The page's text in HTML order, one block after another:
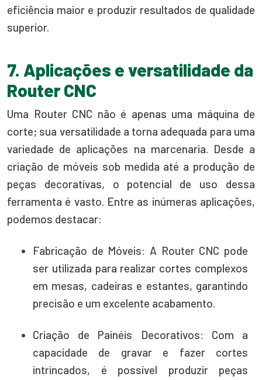
eficiência maior e produzir resultados de qualidade
superior.
7. Aplicações e versatilidade da
Router CNC
Uma Router CNC não é apenas uma máquina de
corte; sua versatilidade a torna adequada para uma
variedade de aplicações na marcenaria. Desde a
criação de móveis sob medida até a produção de
peças decorativas, o potencial de uso dessa
ferramenta é vasto. Entre as inúmeras aplicações,
podemos destacar:
Fabricação de Móveis: A Router CNC pode
ser utilizada para realizar cortes complexos
em mesas, cadeiras e estantes, garantindo
precisão e um excelente acabamento.
Criação de Painéis Decorativos: Com a
capacidade de gravar e fazer cortes
intrincados, é possível produzir peças